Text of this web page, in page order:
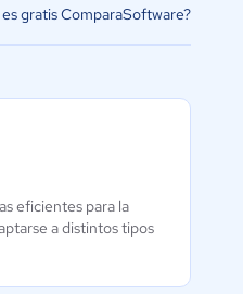
gratis ComparaSoftware?
Foodiv
eficientes para la
a distintos tipos